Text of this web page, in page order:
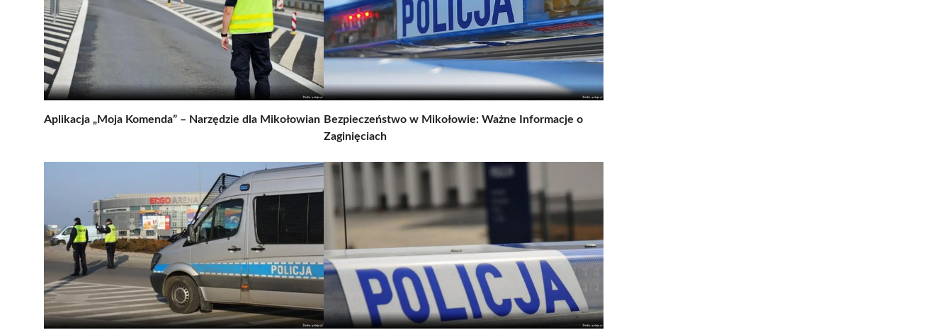
Aplikacja „Moja Komenda” – Narzędzie dla Mikołowian Bezpieczeństwo w Mikołowie: Ważne Informacje o
Zaginięciach